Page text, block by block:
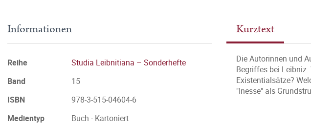
Kurztext
Die Autorinnen und
Begriffes bei
Existentialsätze?
"Inesse" als
Informationen
Reihe
Studia Leibnitiana – Sonderhefte
Band
15
ISBN
978-3-515-04604-6
Medientyp
Buch - Kartoniert